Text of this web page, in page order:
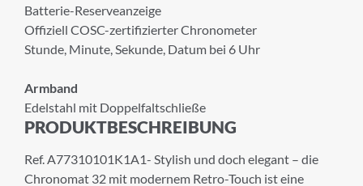
Batterie-Reserveanzeige
Offiziell COSC-zertifizierter Chronometer
Stunde, Minute, Sekunde, Datum bei 6 Uhr
Armband
Edelstahl mit Doppelfaltschließe
PRODUKTBESCHREIBUNG
Ref. A77310101K1A1- Stylish und doch elegant – die
Chronomat 32 mit modernem Retro-Touch ist eine
ANMELDUNG ZUM
NEWSLETTER
Melden Sie sich zu unserem Newsletter an.